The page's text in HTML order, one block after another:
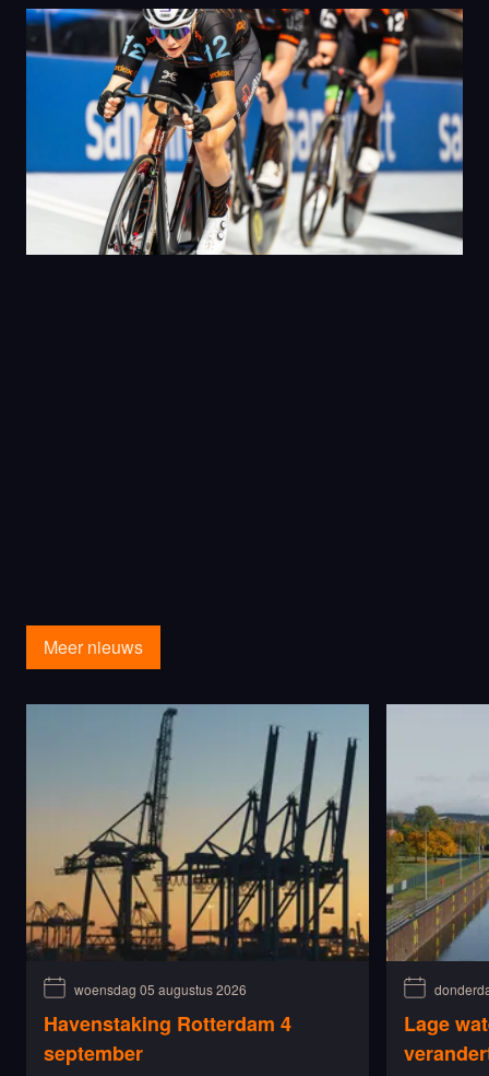
Meer nieuws
woensdag 05 augustus 2026
Havenstaking Rotterdam 4
september
Lage